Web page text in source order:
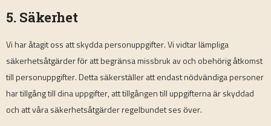
5. Säkerhet
Vi har åtagit oss att skydda personuppgifter. Vi vidtar lämpliga
säkerhetsåtgärder för att begränsa missbruk av och obehörig åtkomst
till personuppgifter. Detta säkerställer att endast nödvändiga personer
har tillgång till dina uppgifter, att tillgången till uppgifterna är skyddad
och att våra säkerhetsåtgärder regelbundet ses över.